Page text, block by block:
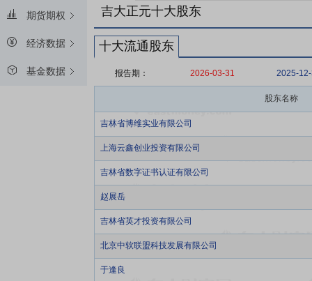
期货期权
经济数据
基金数据
吉大正元十大股东
十大流通股东
报告期： 2026-03-31 2025-
股东名称
吉林省博维实业有限公司
上海云鑫创业投资有限公司
吉林省数字证书认证有限公司
赵展岳
吉林省英才投资有限公司
北京中软联盟科技发展有限公司
于逢良